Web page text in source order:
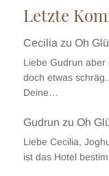
Letzte
Ceciliazu Oh
Liebe Gudrun aber
doch etwas
Deine…
Gudrun zu Oh
Liebe Cecilia,
ist das Hotel